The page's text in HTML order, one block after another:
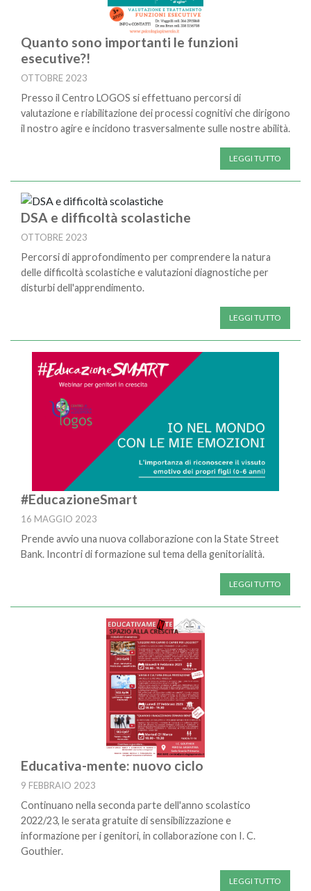
Quanto sono importanti le funzioni
esecutive?!
OTTOBRE 2023
Presso il Centro LOGOS si effettuano percorsi di
valutazione e riabilitazione dei processi cognitivi che dirigono
il nostro agire e incidono trasversalmente sulle nostre abilità.
LEGGI TUTTO
DSA e difficoltà scolastiche
OTTOBRE 2023
Percorsi di approfondimento per comprendere la natura
delle difficoltà scolastiche e valutazioni diagnostiche per
disturbi dell'apprendimento.
LEGGI TUTTO
#EducazioneSmart
16 MAGGIO 2023
Prende avvio una nuova collaborazione con la State Street
Bank. Incontri di formazione sul tema della genitorialità.
LEGGI TUTTO
Educativa-mente: nuovo ciclo
9 FEBBRAIO 2023
Continuano nella seconda parte dell'anno scolastico
2022/23, le serata gratuite di sensibilizzazione e
informazione per i genitori, in collaborazione con I. C.
Gouthier.
LEGGI TUTTO